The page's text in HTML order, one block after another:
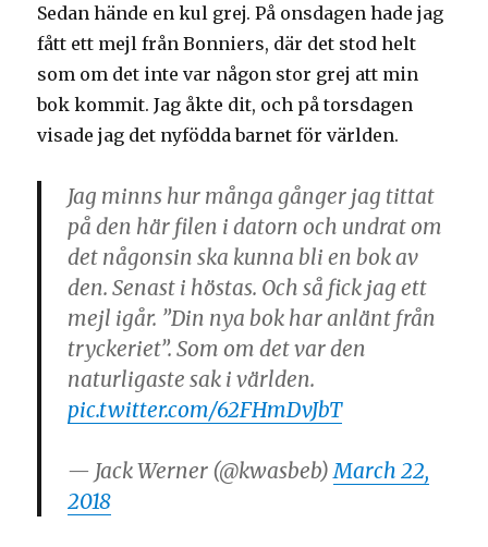
Sedan hände en kul grej. På onsdagen hade jag
fått ett mejl från Bonniers, där det stod helt
som om det inte var någon stor grej att min
bok kommit. Jag åkte dit, och på torsdagen
visade jag det nyfödda barnet för världen.
Jag minns hur många gånger jag tittat
på den här filen i datorn och undrat om
det någonsin ska kunna bli en bok av
den. Senast i höstas. Och så fick jag ett
mejl igår. ”Din nya bok har anlänt från
tryckeriet”. Som om det var den
naturligaste sak i världen.
pic.twitter.com/62FHmDvJbT
— Jack Werner (@kwasbeb) March 22,
2018